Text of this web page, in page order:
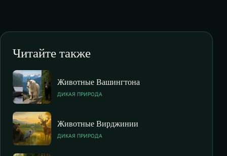
Читайте также
Животные Вашингтона
ДИКАЯ ПРИРОДА
Животные Вирджинии
ДИКАЯ ПРИРОДА